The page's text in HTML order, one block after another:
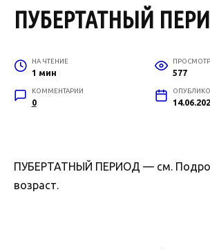
ПУБЕРТАТНЫЙ
НА ЧТЕНИЕ
1 мин 577
КОММЕНТАРИИ
0
ПУБЕРТАТНЫЙ ПЕРИОД — см.
возраст.